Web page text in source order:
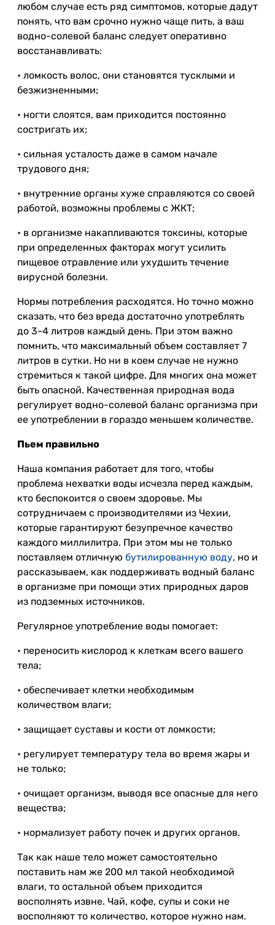
любом случае есть ряд симптомов, которые дадут
понять, что вам срочно нужно чаще пить, а ваш
водно-солевой баланс следует оперативно
восстанавливать:
• ломкость волос, они становятся тусклыми и
безжизненными;
• ногти слоятся, вам приходится постоянно
состригать их;
• сильная усталость даже в самом начале
трудового дня;
• внутренние органы хуже справляются со своей
работой, возможны проблемы с ЖКТ;
• в организме накапливаются токсины, которые
при определенных факторах могут усилить
пищевое отравление или ухудшить течение
вирусной болезни.
Нормы потребления расходятся. Но точно можно
сказать, что без вреда достаточно употреблять
до 3-4 литров каждый день. При этом важно
помнить, что максимальный объем составляет 7
литров в сутки. Но ни в коем случае не нужно
стремиться к такой цифре. Для многих она может
быть опасной. Качественная природная вода
регулирует водно-солевой баланс организма при
ее употреблении в гораздо меньшем количестве.
Пьем правильно
Наша компания работает для того, чтобы
проблема нехватки воды исчезла перед каждым,
кто беспокоится о своем здоровье. Мы
сотрудничаем с производителями из Чехии,
которые гарантируют безупречное качество
каждого миллилитра. При этом мы не только
поставляем отличную бутилированную воду, но и
рассказываем, как поддерживать водный баланс
в организме при помощи этих природных даров
из подземных источников.
Регулярное употребление воды помогает:
• переносить кислород к клеткам всего вашего
тела;
• обеспечивает клетки необходимым
количеством влаги;
• защищает суставы и кости от ломкости;
• регулирует температуру тела во время жары и
не только;
• очищает организм, выводя все опасные для него
вещества;
• нормализует работу почек и других органов.
Так как наше тело может самостоятельно
поставить нам же 200 мл такой необходимой
влаги, то остальной объем приходится
восполнять извне. Чай, кофе, супы и соки не
восполняют то количество, которое нужно нам.